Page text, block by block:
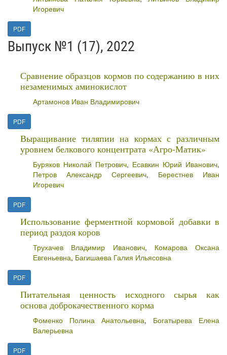
Игоревич
PDF
Выпуск №1 (17), 2022
Сравнение образцов кормов по содержанию в них
незаменимых аминокислот
Артамонов Иван Владимирович
PDF
Выращивание тиляпии на кормах с различным
уровнем белкового концентрата «Агро-Матик»
Буряков Николай Петрович, Есавкин Юрий Иванович,
Петров Александр Сергеевич, Берестнев Иван
Игоревич
PDF
Использование ферментной кормовой добавки в
период раздоя коров
Трухачев Владимир Иванович, Комарова Оксана
Евгеньевна, Багишаева Галия Ильясовна
PDF
Питательная ценность исходного сырья как
основа доброкачественного корма
Фоменко Полина Анатольевна, Богатырева Елена
Валерьевна
PDF